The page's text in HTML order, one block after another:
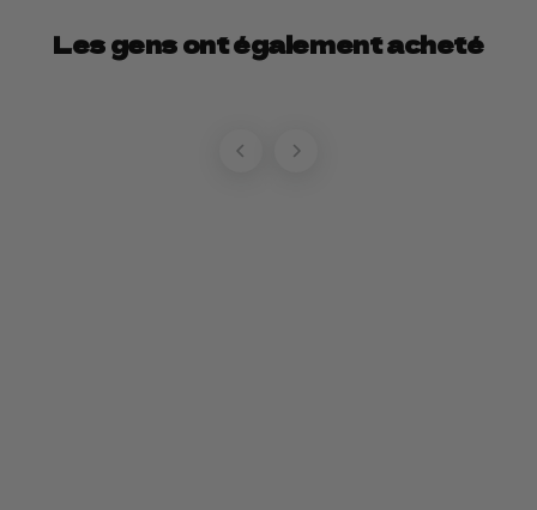
Les gens ont également acheté